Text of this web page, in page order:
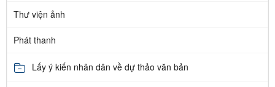
Thư viện ảnh
Phát thanh
Lấy ý kiến nhân dân về dự thảo văn bản